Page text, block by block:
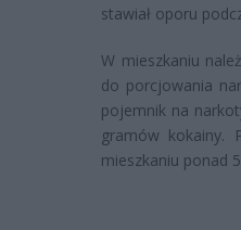
stawiał oporu
W mieszkaniu
do porcjowania
pojemnik na
gramów kokainy.
mieszkaniu ponad